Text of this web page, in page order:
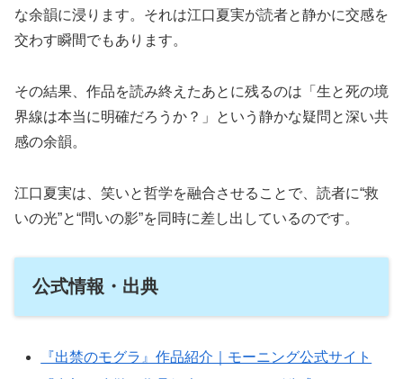
な余韻に浸ります。それは江口夏実が読者と静かに交感を
交わす瞬間でもあります。
その結果、作品を読み終えたあとに残るのは「生と死の境
界線は本当に明確だろうか？」という静かな疑問と深い共
感の余韻。
江口夏実は、笑いと哲学を融合させることで、読者に“救
いの光”と“問いの影”を同時に差し出しているのです。
公式情報・出典
『出禁のモグラ』作品紹介｜モーニング公式サイト